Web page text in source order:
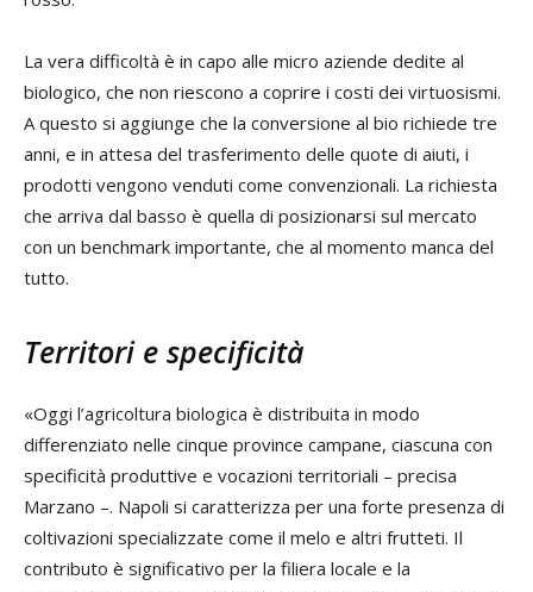
La vera difficoltà è in capo alle micro aziende dedite al
biologico, che non riescono a coprire i costi dei virtuosismi.
A questo si aggiunge che la conversione al bio richiede tre
anni, e in attesa del trasferimento delle quote di aiuti, i
prodotti vengono venduti come convenzionali. La richiesta
che arriva dal basso è quella di posizionarsi sul mercato
con un benchmark importante, che al momento manca del
tutto.
Territori e specificità
«Oggi l’agricoltura biologica è distribuita in modo
differenziato nelle cinque province campane, ciascuna con
specificità produttive e vocazioni territoriali – precisa
Marzano –. Napoli si caratterizza per una forte presenza di
coltivazioni specializzate come il melo e altri frutteti. Il
contributo è significativo per la filiera locale e la